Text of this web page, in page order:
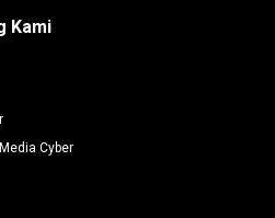
Kami
Cyber